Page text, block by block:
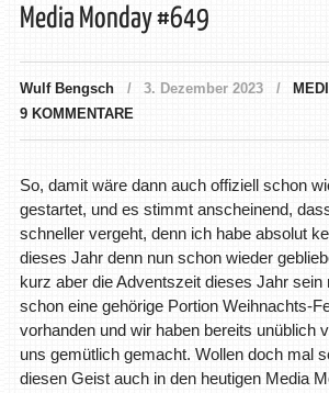
Media Monday #649
Wulf Bengsch 3. Dezember 2023
9 KOMMENTARE
So, damit wäre dann auch offiziell schon
gestartet, und es stimmt anscheinend,
schneller vergeht, denn ich habe absolut
dieses Jahr denn nun schon wieder
kurz aber die Adventszeit dieses Jahr sein
schon eine gehörige Portion Weihnachts-
vorhanden und wir haben bereits unüblich
uns gemütlich gemacht. Wollen doch mal
diesen Geist auch in den heutigen Media